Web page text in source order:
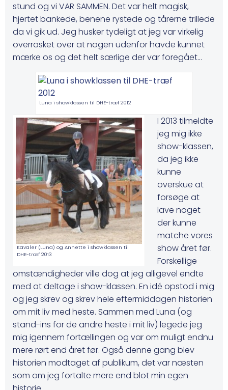
stund og vi VAR SAMMEN. Det var helt magisk,
hjertet bankede, benene rystede og tårerne trillede
da vi gik ud. Jeg husker tydeligt at jeg var virkelig
overrasket over at nogen udenfor havde kunnet
mærke os og det helt særlige der var foregået…
Luna i showklassen til DHE-træf 2012
Kavaler (Luna) og Annette i showklassen til
DHE-træf 2013
I 2013 tilmeldte
jeg mig ikke
show-klassen,
da jeg ikke
kunne
overskue at
forsøge at
lave noget
der kunne
matche vores
show året før.
Forskellige
omstændigheder ville dog at jeg alligevel endte
med at deltage i show-klassen. En idé opstod i mig
og jeg skrev og skrev hele eftermiddagen historien
om mit liv med heste. Sammen med Luna (og
stand-ins for de andre heste i mit liv) legede jeg
mig igennem fortællingen og var om muligt endnu
mere rørt end året før. Også denne gang blev
historien modtaget af publikum, det var næsten
som om jeg fortalte mere end blot min egen